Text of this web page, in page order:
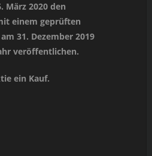
März 2020 den
einem geprüften
31. Dezember 2019
veröffentlichen.
ein Kauf.